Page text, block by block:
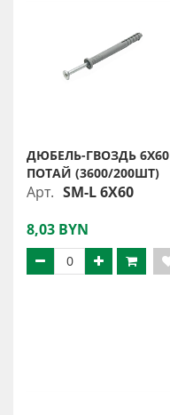
ДЮБЕЛЬ-ГВОЗДЬ 6X60
ПОТАЙ (3600/200ШТ)
Арт. SM-L 6X60
8,03 BYN